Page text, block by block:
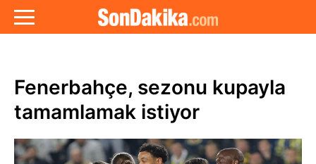
Fenerbahçe, sezonu kupayla
tamamlamak istiyor